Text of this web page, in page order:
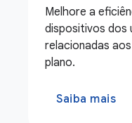
Melhore a
dispositivos dos
relacionadas
plano.
Saiba mais